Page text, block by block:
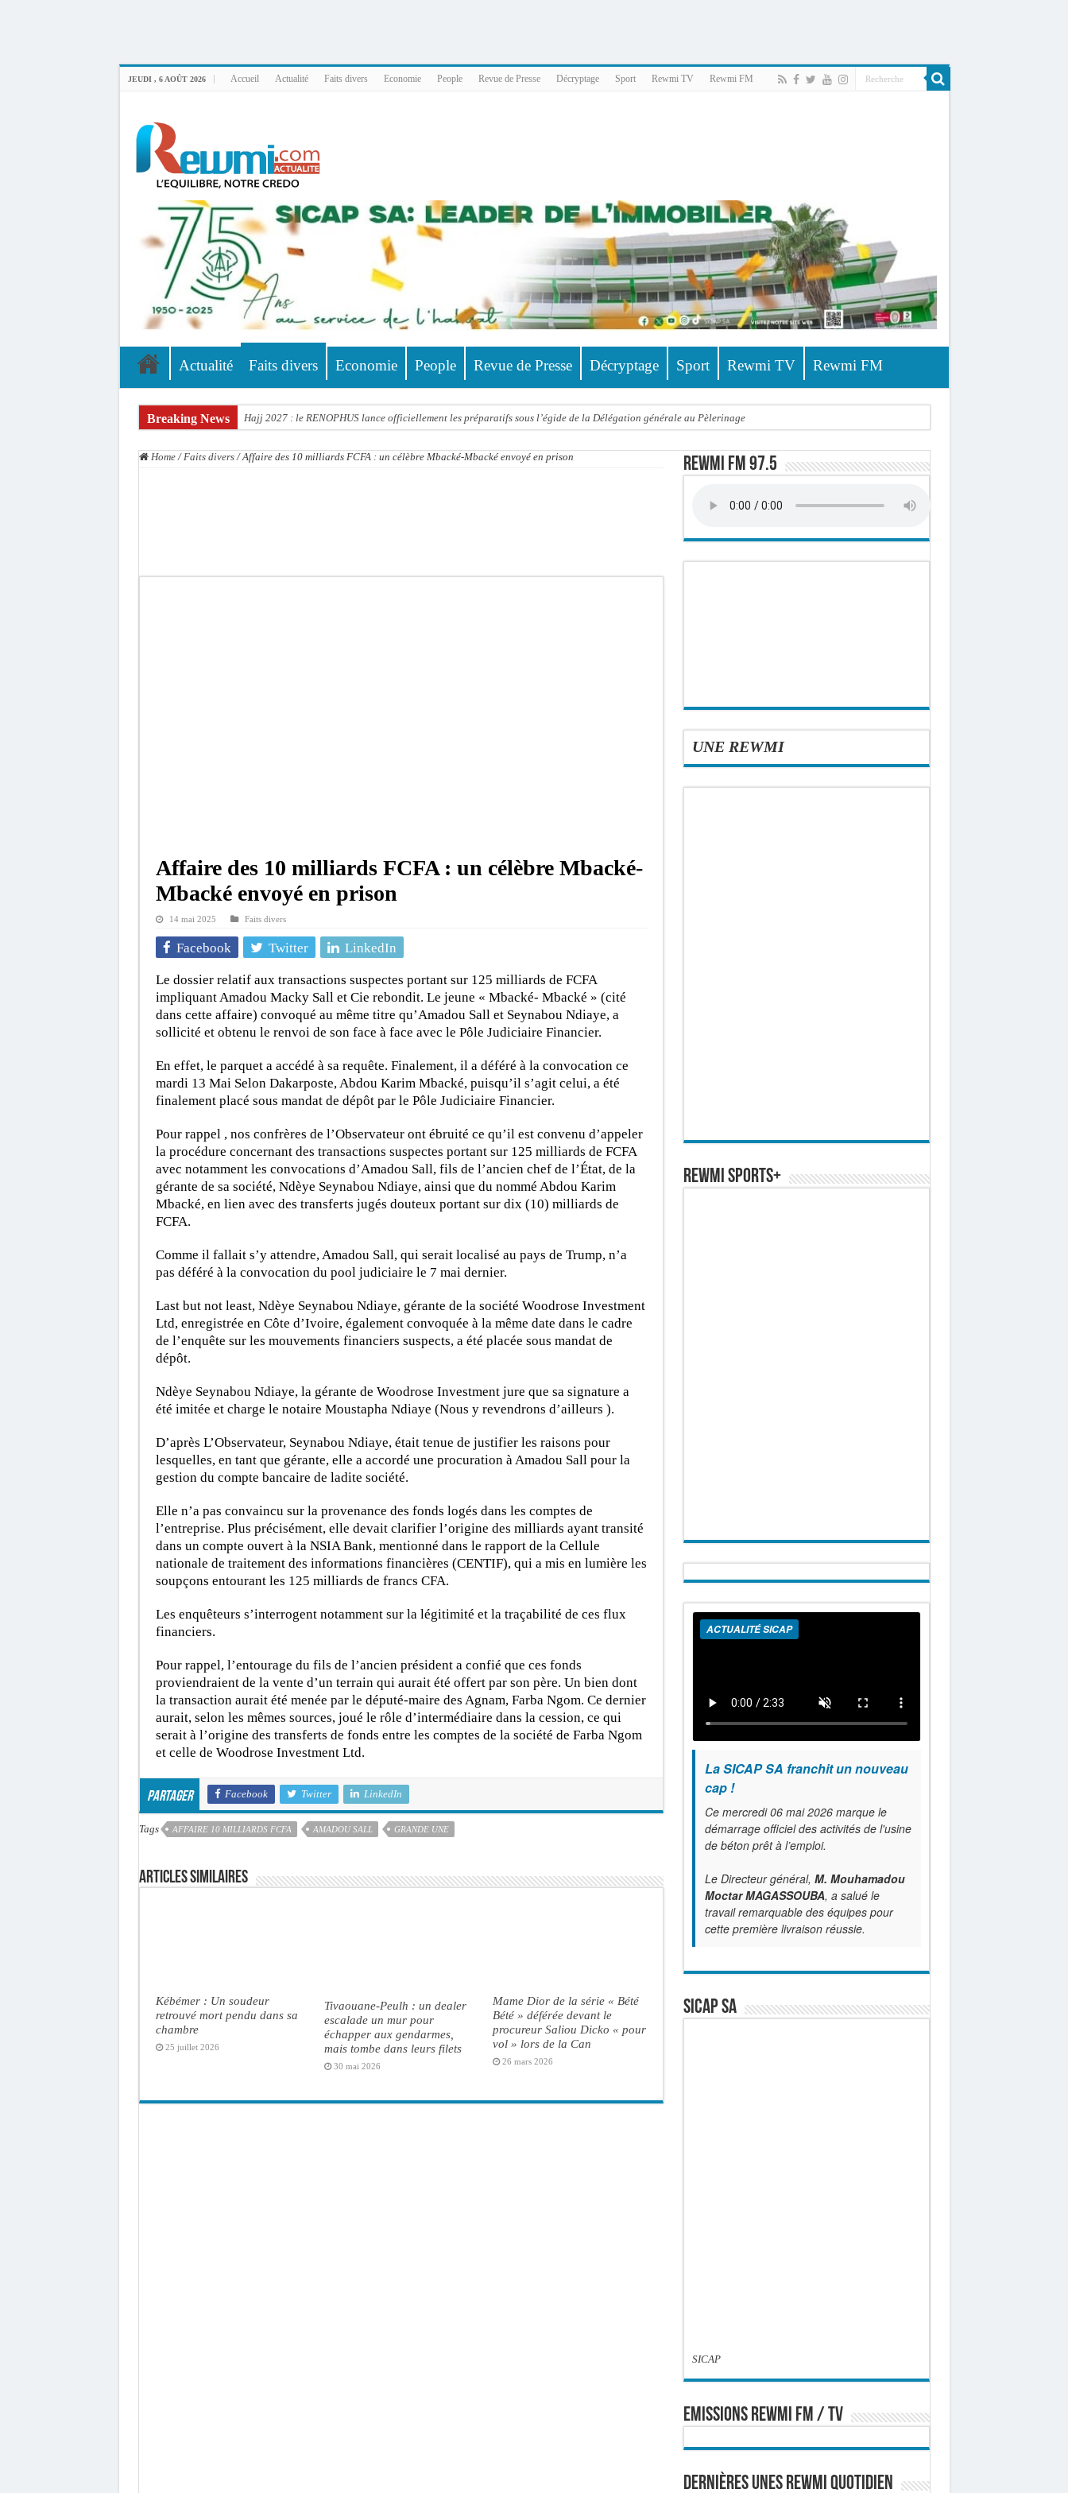
JEUDI , 6 AOÛT 2026 Accueil Actualité Faits divers Economie People Revue de Presse Décryptage Sport Rewmi TV Rewmi FM
Actualité Faits divers Economie People Revue de Presse Décryptage Sport Rewmi TV Rewmi FM
Breaking News Hajj 2027 : le RENOPHUS lance officiellement les préparatifs sous l’égide de la Délégation générale au Pèlerinage
« Quand le mandat s’achève, les discours ne suffisent plus » (Mamadou AW-Candidat à la mairie de Golf Sud)
Home / Faits divers / Affaire des 10 milliards FCFA : un célèbre Mbacké-Mbacké envoyé en prison
Affaire des 10 milliards FCFA : un célèbre Mbacké-
Mbacké envoyé en prison
14 mai 2025 Faits divers
Facebook Twitter LinkedIn
Le dossier relatif aux transactions suspectes portant sur 125 milliards de FCFA
impliquant Amadou Macky Sall et Cie rebondit. Le jeune « Mbacké- Mbacké » (cité
dans cette affaire) convoqué au même titre qu’Amadou Sall et Seynabou Ndiaye, a
sollicité et obtenu le renvoi de son face à face avec le Pôle Judiciaire Financier.
En effet, le parquet a accédé à sa requête. Finalement, il a déféré à la convocation ce
mardi 13 Mai Selon Dakarposte, Abdou Karim Mbacké, puisqu’il s’agit celui, a été
finalement placé sous mandat de dépôt par le Pôle Judiciaire Financier.
Pour rappel , nos confrères de l’Observateur ont ébruité ce qu’il est convenu d’appeler
la procédure concernant des transactions suspectes portant sur 125 milliards de FCFA
avec notamment les convocations d’Amadou Sall, fils de l’ancien chef de l’État, de la
gérante de sa société, Ndèye Seynabou Ndiaye, ainsi que du nommé Abdou Karim
Mbacké, en lien avec des transferts jugés douteux portant sur dix (10) milliards de
FCFA.
Comme il fallait s’y attendre, Amadou Sall, qui serait localisé au pays de Trump, n’a
pas déféré à la convocation du pool judiciaire le 7 mai dernier.
Last but not least, Ndèye Seynabou Ndiaye, gérante de la société Woodrose Investment
Ltd, enregistrée en Côte d’Ivoire, également convoquée à la même date dans le cadre
de l’enquête sur les mouvements financiers suspects, a été placée sous mandat de
dépôt.
Ndèye Seynabou Ndiaye, la gérante de Woodrose Investment jure que sa signature a
été imitée et charge le notaire Moustapha Ndiaye (Nous y revendrons d’ailleurs ).
D’après L’Observateur, Seynabou Ndiaye, était tenue de justifier les raisons pour
lesquelles, en tant que gérante, elle a accordé une procuration à Amadou Sall pour la
gestion du compte bancaire de ladite société.
Elle n’a pas convaincu sur la provenance des fonds logés dans les comptes de
l’entreprise. Plus précisément, elle devait clarifier l’origine des milliards ayant transité
dans un compte ouvert à la NSIA Bank, mentionné dans le rapport de la Cellule
nationale de traitement des informations financières (CENTIF), qui a mis en lumière les
soupçons entourant les 125 milliards de francs CFA.
Les enquêteurs s’interrogent notamment sur la légitimité et la traçabilité de ces flux
financiers.
Pour rappel, l’entourage du fils de l’ancien président a confié que ces fonds
proviendraient de la vente d’un terrain qui aurait été offert par son père. Un bien dont
la transaction aurait été menée par le député-maire des Agnam, Farba Ngom. Ce dernier
aurait, selon les mêmes sources, joué le rôle d’intermédiaire dans la cession, ce qui
serait à l’origine des transferts de fonds entre les comptes de la société de Farba Ngom
et celle de Woodrose Investment Ltd.
Partager Facebook Twitter LinkedIn
Tags AFFAIRE 10 MILLIARDS FCFA AMADOU SALL GRANDE UNE
Articles similaires
Kébémer : Un soudeur
retrouvé mort pendu dans sa
chambre
25 juillet 2026
Tivaouane-Peulh : un dealer
escalade un mur pour
échapper aux gendarmes,
mais tombe dans leurs filets
30 mai 2026
Mame Dior de la série « Bété
Bété » déférée devant le
procureur Saliou Dicko « pour
vol » lors de la Can
26 mars 2026
Rewmi FM 97.5
UNE REWMI
REWMI SPORTS+
ACTUALITÉ SICAP
La SICAP SA franchit un nouveau
cap !
Ce mercredi 06 mai 2026 marque le
démarrage officiel des activités de l'usine
de béton prêt à l’emploi.
Le Directeur général, M. Mouhamadou
Moctar MAGASSOUBA, a salué le
travail remarquable des équipes pour
cette première livraison réussie.
SICAP SA
SICAP
EMISSIONS REWMI FM / TV
Dernières Unes Rewmi Quotidien